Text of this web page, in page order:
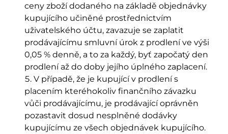
ceny zboží dodaného na základě objednávky
kupujícího učiněné prostřednictvím
uživatelského účtu, zavazuje se zaplatit
prodávajícímu smluvní úrok z prodlení ve výši
0,05 % denně, a to za každý, byť započatý den
prodlení až do doby jejího úplného zaplacení.
V případě, že je kupující v prodlení s
placením kteréhokoliv finančního závazku
vůči prodávajícímu, je prodávající oprávněn
pozastavit dosud nesplněné dodávky
kupujícímu ze všech objednávek kupujícího.